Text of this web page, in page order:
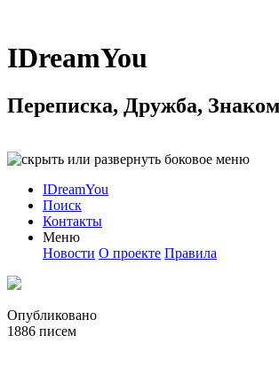
IDreamYou
Переписка, Дружба,
IDreamYou
Поиск
Контакты
Меню
Новости О проекте Правила
Опубликовано
1886 писем